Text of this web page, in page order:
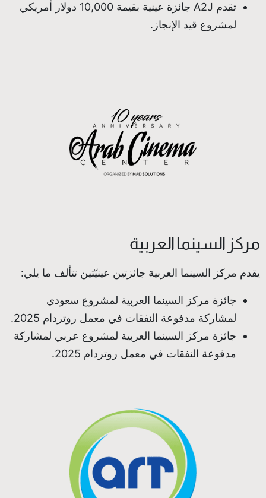
تقدم A2J جائزة عينية بقيمة 10,000 دولار أمريكي
لمشروع قيد الإنجاز.
مركز السينما العربية
يقدم مركز السينما العربية جائزتين عينيّتين تتألف ما يلي:
جائزة مركز السينما العربية لمشروع سعودي
لمشاركة مدفوعة النفقات في معمل روتردام 2025.
جائزة مركز السينما العربية لمشروع عربي لمشاركة
مدفوعة النفقات في معمل روتردام 2025.